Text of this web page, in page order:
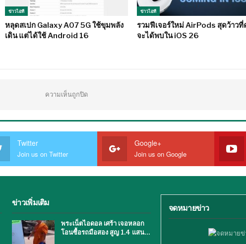
ข่าวไอที
หลุดสเปก Galaxy A07 5G ใช้ขุมพลัง
เดิน แต่ได้ใช้ Android 16
ข่าวไอที
รวมฟีเจอร์ใหม่ AirPods สุดว้าว
จะได้พบใน iOS 26
ความเห็นถูกปิด
Twitter
Join us on Twitter
Google+
Join us on Google
ข่าวเพิ่มเติม
พระเน็ตไอดอล เศร้า เจอหลอก
โอนซื้อรถมือสอง สูญ 1.4 แสน…
จดหมายข่าว